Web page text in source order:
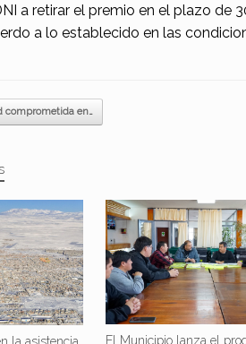
a retirar el premio en el plazo de
a lo establecido en las
comprometida en…
la asistencia El Municipio lanza el